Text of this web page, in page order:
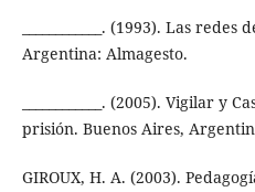
____________. (1993). Las
Argentina: Almagesto.
____________. (2005). Vigilar y
prisión. Buenos Aires,
GIROUX, H. A. (2003).